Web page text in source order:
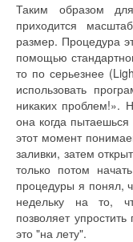
Таким образом
приходится
размер. Процедура
помощью
то по серьезнее
использовать
никаких проблем!».
она когда
этот момент
заливки, затем
только потом
процедуры я понял,
недельку на то,
позволяет
это "на лету".